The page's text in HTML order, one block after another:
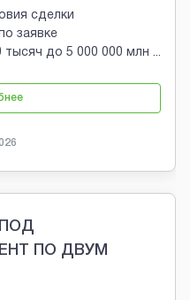
сделки
заявке
тысяч до 5 000 000 млн ...
ПО ДВУМ